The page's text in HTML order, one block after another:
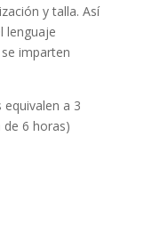
y talla. Así
lenguaje
imparten
equivalen a 3
de 6 horas)